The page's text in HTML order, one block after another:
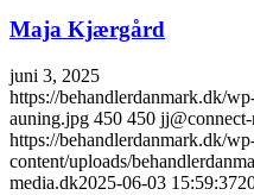
Maja Kjærgård
juni 3, 2025
https://behandlerdanmark.dk/
auning.jpg 450 450
https://behandlerdanmark.dk/
content/uploads/
media.dk2025-06-03 15:59:37